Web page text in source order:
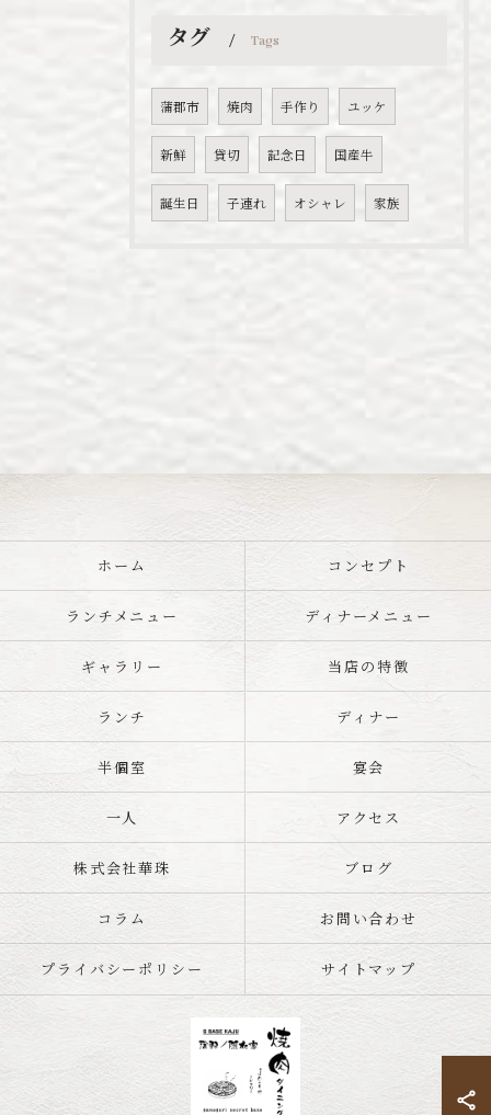
タグ Tags
蒲郡市 焼肉 手作り ユッケ
新鮮 貸切 記念日 国産牛
誕生日 子連れ オシャレ 家族
ホーム コンセプト
ランチメニュー ディナーメニュー
ギャラリー 当店の特徴
ランチ ディナー
半個室 宴会
一人 アクセス
株式会社華珠 ブログ
コラム お問い合わせ
プライバシーポリシー サイトマップ